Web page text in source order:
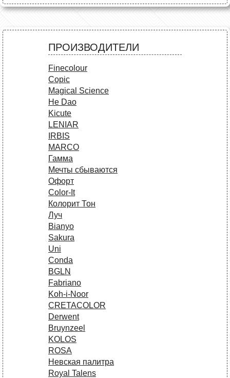
ПРОИЗВОДИТЕЛИ
Finecolour
Copic
Magical Science
He Dao
Kicute
LENIAR
IRBIS
MARCO
Гамма
Мечты сбываются
Офорт
Сolor-It
Колорит Тон
Луч
Bianyo
Sakura
Uni
Conda
BGLN
Fabriano
Koh-i-Noor
CRETACOLOR
Derwent
Bruynzeel
KOLOS
ROSA
Невская палитра
Royal Talens